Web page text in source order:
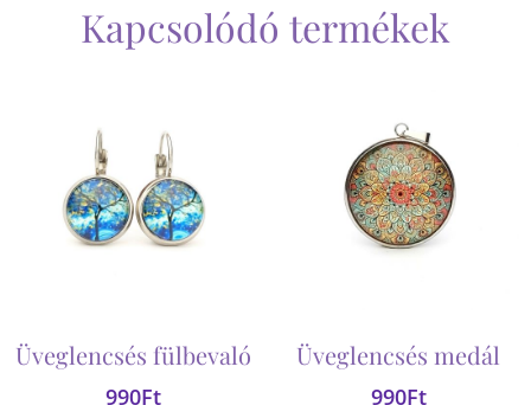
Kapcsolódó termékek
Üveglencsés fülbevaló
990Ft
Üveglencsés medál
990Ft